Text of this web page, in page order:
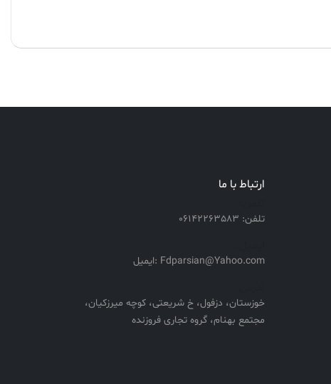
ارتباط با ما
تلفن: 06142263583
Fdparsian@Yahoo.com :ایمیل
خوزستان، دزفول، خ شریعتی، کوچه میرزکیان،
مجتمع بهنام، گروه تجاری فروزنده